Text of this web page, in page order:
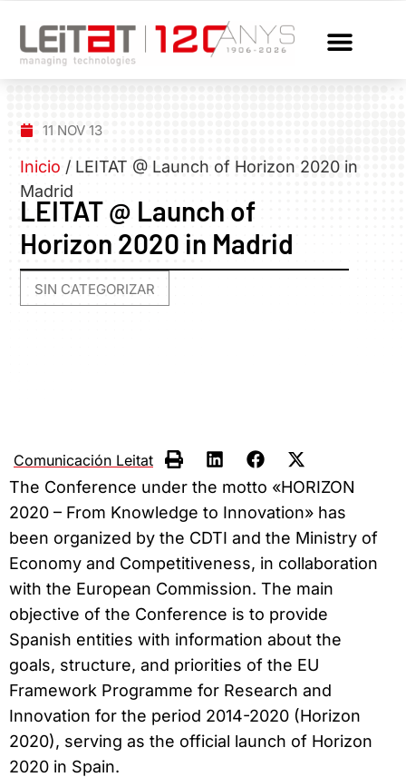
11 NOV 13
Inicio / LEITAT @ Launch of Horizon 2020 in
Madrid
LEITAT @ Launch of
Horizon 2020 in Madrid
SIN CATEGORIZAR
Comunicación Leitat
The Conference under the motto «HORIZON
2020 – From Knowledge to Innovation» has
been organized by the CDTI and the Ministry of
Economy and Competitiveness, in collaboration
with the European Commission. The main
objective of the Conference is to provide
Spanish entities with information about the
goals, structure, and priorities of the EU
Framework Programme for Research and
Innovation for the period 2014-2020 (Horizon
2020), serving as the official launch of Horizon
2020 in Spain.